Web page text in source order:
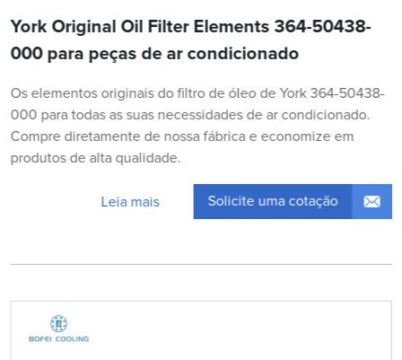
York Original Oil Filter Elements 364-50438-
000 para peças de ar condicionado
Os elementos originais do filtro de óleo de York 364-50438-
000 para todas as suas necessidades de ar condicionado.
Compre diretamente de nossa fábrica e economize em
produtos de alta qualidade.
Leia mais Solicite uma cotação